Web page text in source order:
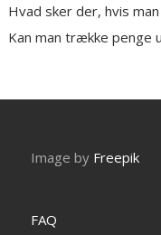
Hvad sker der, hvis
Kan man trække penge
Image by Freepik
FAQ